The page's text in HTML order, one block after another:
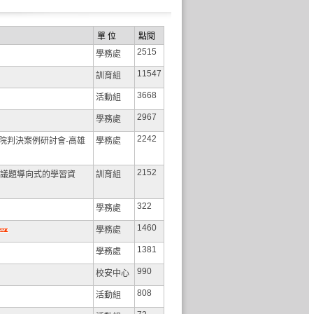
單 位
點閱
學務處 2515
訓育組 11547
活動組 3668
學務處 2967
判決案例研討會-高雄
學務處 2242
題導向式的學習資
訓育組 2152
學務處 322
學務處 1460
學務處 1381
校安中心 990
活動組 808